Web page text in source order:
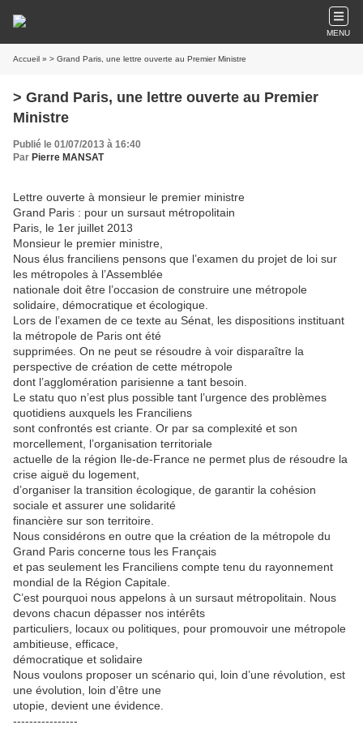
MENU
Accueil » > Grand Paris, une lettre ouverte au Premier Ministre
> Grand Paris, une lettre ouverte au Premier
Ministre
Publié le 01/07/2013 à 16:40
Par Pierre MANSAT
Lettre ouverte à monsieur le premier ministre
Grand Paris : pour un sursaut métropolitain
Paris, le 1er juillet 2013
Monsieur le premier ministre,
Nous élus franciliens pensons que l’examen du projet de loi sur
les métropoles à l’Assemblée
nationale doit être l’occasion de construire une métropole
solidaire, démocratique et écologique.
Lors de l’examen de ce texte au Sénat, les dispositions instituant
la métropole de Paris ont été
supprimées. On ne peut se résoudre à voir disparaître la
perspective de création de cette métropole
dont l’agglomération parisienne a tant besoin.
Le statu quo n’est plus possible tant l’urgence des problèmes
quotidiens auxquels les Franciliens
sont confrontés est criante. Or par sa complexité et son
morcellement, l’organisation territoriale
actuelle de la région Ile-de-France ne permet plus de résoudre la
crise aiguë du logement,
d’organiser la transition écologique, de garantir la cohésion
sociale et assurer une solidarité
financière sur son territoire.
Nous considérons en outre que la création de la métropole du
Grand Paris concerne tous les Français
et pas seulement les Franciliens compte tenu du rayonnement
mondial de la Région Capitale.
C’est pourquoi nous appelons à un sursaut métropolitain. Nous
devons chacun dépasser nos intérêts
particuliers, locaux ou politiques, pour promouvoir une métropole
ambitieuse, efficace,
démocratique et solidaire
Nous voulons proposer un scénario qui, loin d’une révolution, est
une évolution, loin d’être une
utopie, devient une évidence.
----------------